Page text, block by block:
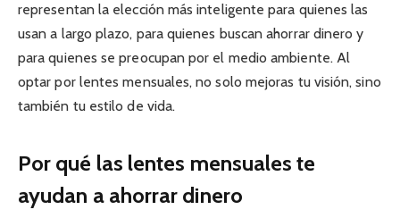
representan la elección más inteligente para quienes las
usan a largo plazo, para quienes buscan ahorrar dinero y
para quienes se preocupan por el medio ambiente. Al
optar por lentes mensuales, no solo mejoras tu visión, sino
también tu estilo de vida.
Por qué las lentes mensuales te
ayudan a ahorrar dinero